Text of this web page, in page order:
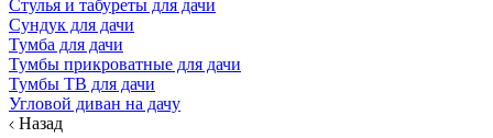
Стулья и табуреты для дачи
Сундук для дачи
Тумба для дачи
Тумбы прикроватные для дачи
Тумбы ТВ для дачи
Угловой диван на дачу
Назад